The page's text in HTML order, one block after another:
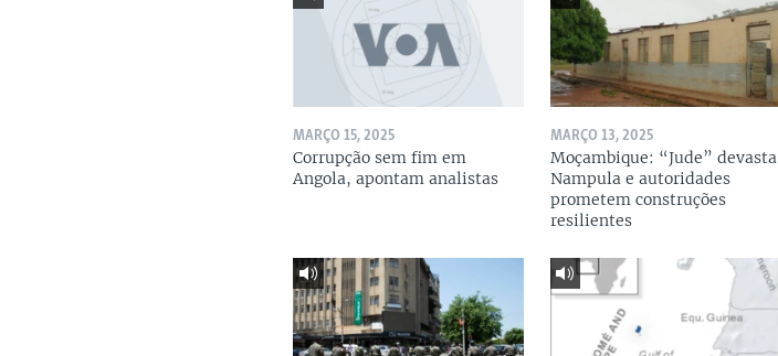
MARÇO 15, 2025
Corrupção sem fim em
Angola, apontam analistas
MARÇO 13, 2025
Moçambique: “Jude” devasta
Nampula e autoridades
prometem construções
resilientes